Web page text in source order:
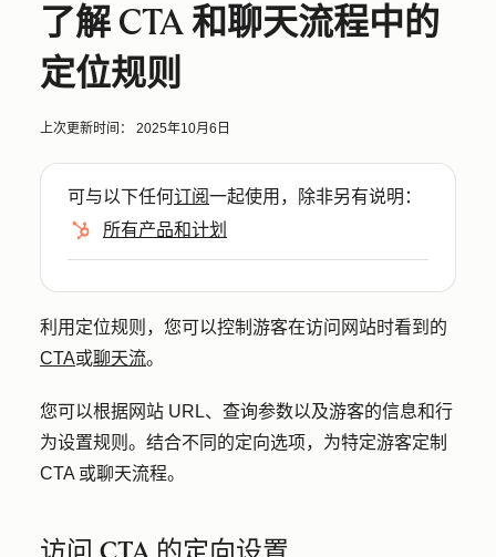
了解 CTA 和聊天流程中的
定位规则
上次更新时间： 2025年10月6日
可与以下任何订阅一起使用，除非另有说明：
所有产品和计划
利用定位规则，您可以控制游客在访问网站时看到的
CTA或聊天流。
您可以根据网站 URL、查询参数以及游客的信息和行
为设置规则。结合不同的定向选项，为特定游客定制
CTA 或聊天流程。